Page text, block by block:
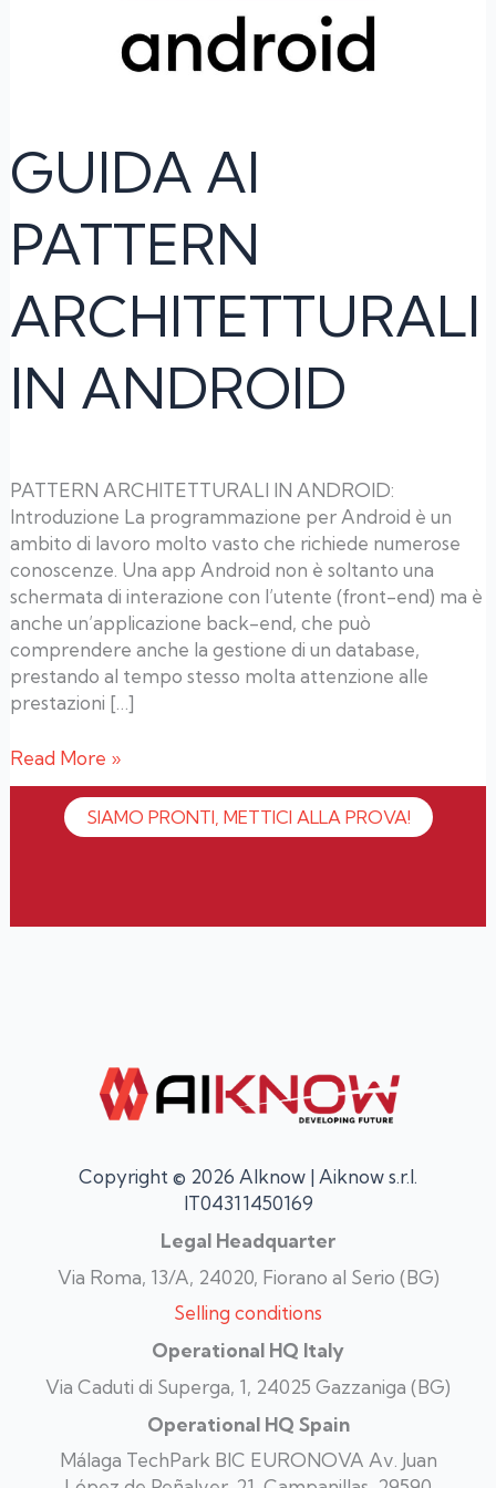
GUIDA AI
PATTERN
ARCHITETTURALI
IN ANDROID
PATTERN ARCHITETTURALI IN ANDROID:
Introduzione La programmazione per Android è un
ambito di lavoro molto vasto che richiede numerose
conoscenze. Una app Android non è soltanto una
schermata di interazione con l’utente (front-end) ma è
anche un’applicazione back-end, che può
comprendere anche la gestione di un database,
prestando al tempo stesso molta attenzione alle
prestazioni […]
Read More »
SIAMO PRONTI, METTICI ALLA PROVA!
Copyright © 2026 AIknow | Aiknow s.r.l.
IT04311450169
Legal Headquarter
Via Roma, 13/A, 24020, Fiorano al Serio (BG)
Selling conditions
Operational HQ Italy
Via Caduti di Superga, 1, 24025 Gazzaniga (BG)
Operational HQ Spain
Málaga TechPark BIC EURONOVA Av. Juan